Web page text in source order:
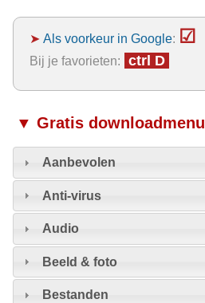
➤ Als voorkeur in Google: ☑
Bij je favorieten: ctrl D
▼ Gratis downloadmenu
Aanbevolen
Anti-virus
Audio
Beeld & foto
Bestanden